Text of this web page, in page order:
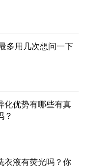
多用几次想问一下
化优势有哪些有真
？
衣液有荧光吗？你